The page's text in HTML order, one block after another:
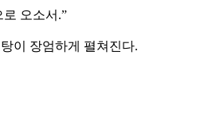
오소서.”
이 장엄하게 펼쳐진다.